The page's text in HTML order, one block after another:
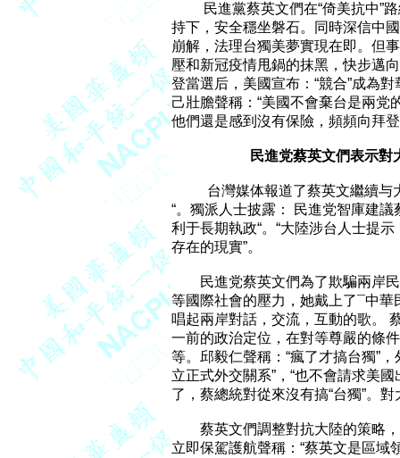
民進黨蔡英文們在“倚美抗
持下，安全穩坐磐石。同時深信中
崩解，法理台獨美夢實現在即。但
壓和新冠疫情甩鍋的抹黑，快步邁
登當選后，美國宣布：“競合”成為
己壯膽聲稱：“美國不會棄台是兩党
他們還是感到沒有保險，頻頻向拜
民進党蔡英文們表示對
台灣媒体報道了蔡英文繼
“。獨派人士披露： 民進党智庫建
利于長期執政“。“大陸涉台人士提
存在的現實”。
民進党蔡英文們為了欺騙兩
等國際社會的壓力，她戴上了¯中
唱起兩岸對話，交流，互動的歌。
一前的政治定位，在對等尊嚴的條
等。邱毅仁聲稱：“瘋了才搞台獨”
立正式外交關系”，“也不會請求美
了，蔡總統對從來沒有搞“台獨”。
蔡英文們調整對抗大陸的策
立即保駕護航聲稱：“蔡英文是區